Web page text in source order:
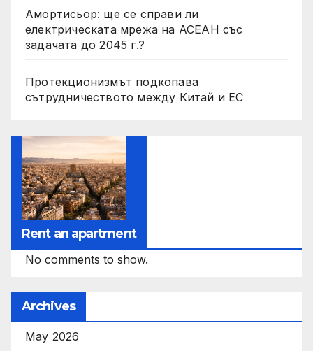
Амортисьор: ще се справи ли
електрическата мрежа на АСЕАН със
задачата до 2045 г.?
Протекционизмът подкопава
сътрудничеството между Китай и ЕС
Rent an apartment
No comments to show.
Archives
May 2026